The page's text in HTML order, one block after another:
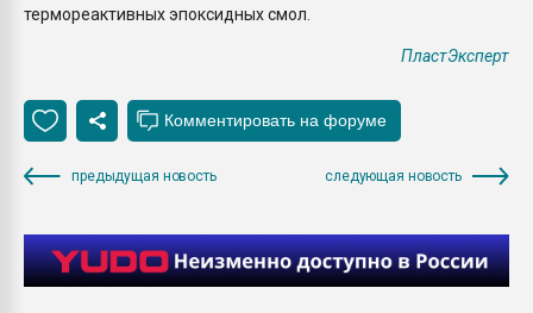
термореактивных эпоксидных смол.
ПластЭксперт
предыдущая новость следующая новость